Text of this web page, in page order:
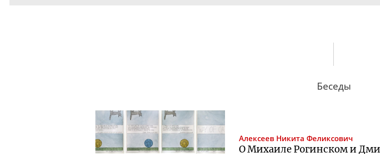
Беседы
Алексеев Никита Феликсович
О Михаиле Рогинском и